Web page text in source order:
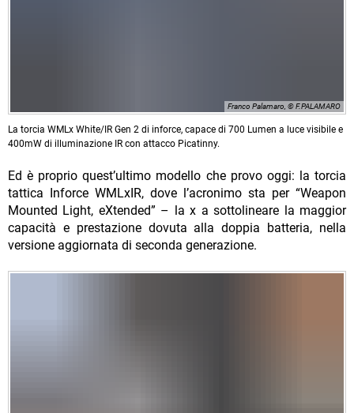
Franco Palamaro, © F.PALAMARO
La torcia WMLx White/IR Gen 2 di inforce, capace di 700 Lumen a luce visibile e
400mW di illuminazione IR con attacco Picatinny.
Ed è proprio quest’ultimo modello che provo oggi: la torcia
tattica Inforce WMLxIR, dove l’acronimo sta per “Weapon
Mounted Light, eXtended” – la x a sottolineare la maggior
capacità e prestazione dovuta alla doppia batteria, nella
versione aggiornata di seconda generazione.